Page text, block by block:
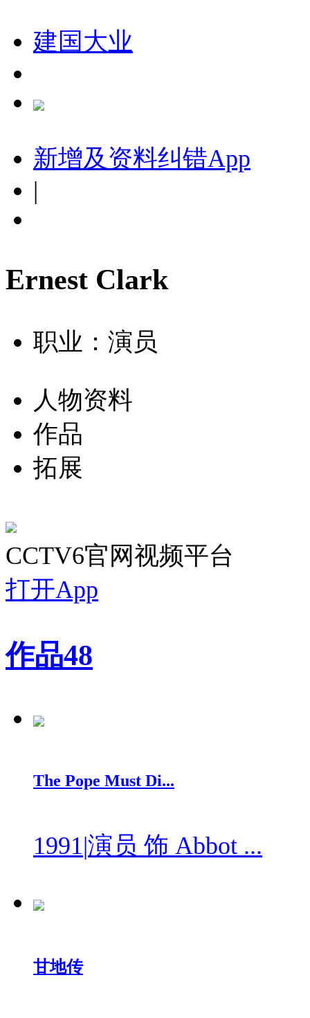
建国大业
新增及资料纠错App
|
Ernest Clark
职业：演员
人物资料
作品
拓展
CCTV6官网视频平台
打开App
作品48
The Pope Must Di...
1991|演员 饰 Abbot ...
甘地传